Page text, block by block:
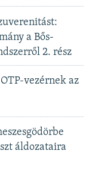
a Bős-
2. rész
vezérnek az
áldozataira